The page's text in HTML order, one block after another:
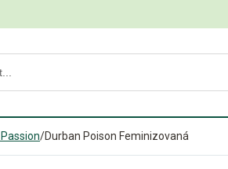
/Durban Poison Feminizovaná